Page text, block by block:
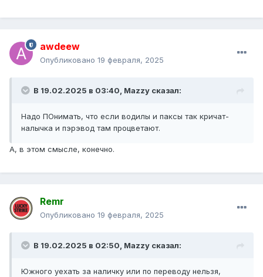
awdeew
Опубликовано 19 февраля, 2025
В 19.02.2025 в 03:40, Mazzy сказал:
Надо ПОнимать, что если водилы и паксы так кричат-
налычка и пэрэвод там процветают.
А, в этом смысле, конечно.
Remr
Опубликовано 19 февраля, 2025
В 19.02.2025 в 02:50, Mazzy сказал:
Южного уехать за наличку или по переводу нельзя,